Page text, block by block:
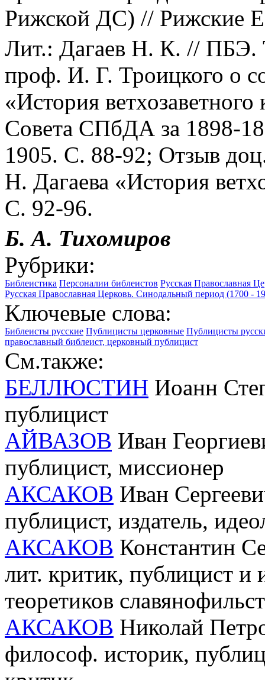
Рижской ДС) // Рижские
Лит.: Дагаев Н. К. // ПБЭ.
проф. И. Г. Троицкого о
«История
Совета СПбДА за 1898-
1905. С. 88-92; Отзыв
Н. Дагаева «История
С. 92-96.
Б. А. Тихомиров
Рубрики:
Библеистика Персоналии библеистов Русская Православная
Русская Православная Церковь. Синодальный период (1700 -
Ключевые слова:
Библеисты русские Публицисты церковные Публицисты
православный библеист, церковный публицист
См.также:
БЕЛЛЮСТИН Иоанн
публицист
АЙВАЗОВ Иван
публицист, миссионер
АКСАКОВ Иван
публицист, издатель,
АКСАКОВ Константин
лит. критик, публицист и
теоретиков
АКСАКОВ Николай
философ. историк,